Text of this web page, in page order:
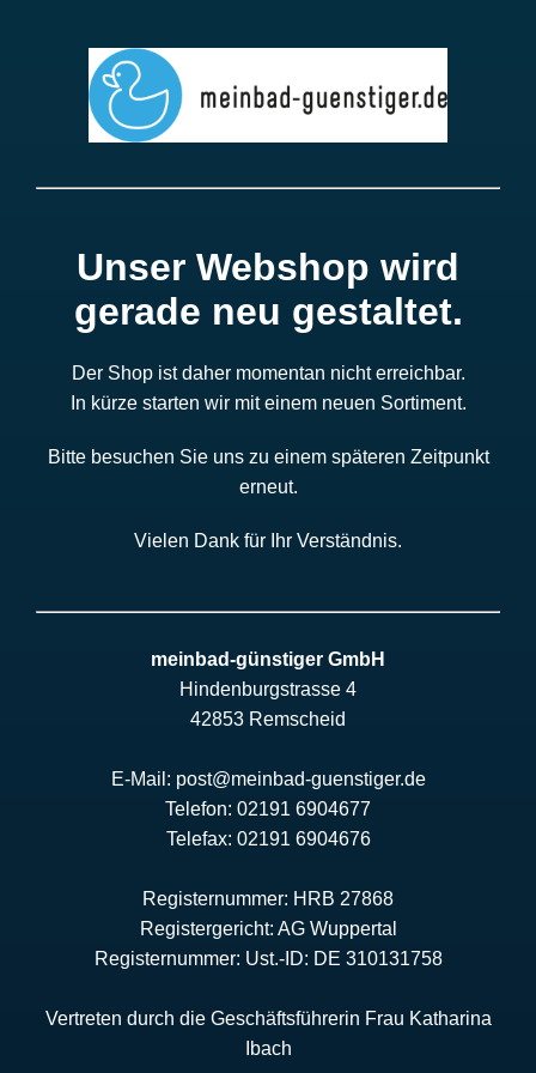
Unser Webshop wird
gerade neu gestaltet.
Der Shop ist daher momentan nicht erreichbar.
In kürze starten wir mit einem neuen Sortiment.
Bitte besuchen Sie uns zu einem späteren Zeitpunkt
erneut.
Vielen Dank für Ihr Verständnis.
meinbad-günstiger GmbH
Hindenburgstrasse 4
42853 Remscheid
E-Mail: post@meinbad-guenstiger.de
Telefon: 02191 6904677
Telefax: 02191 6904676
Registernummer: HRB 27868
Registergericht: AG Wuppertal
Registernummer: Ust.-ID: DE 310131758
Vertreten durch die Geschäftsführerin Frau Katharina
Ibach